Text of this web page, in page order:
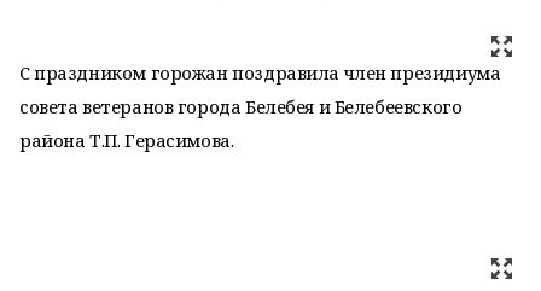
С праздником горожан поздравила член президиума
совета ветеранов города Белебея и Белебеевского
района Т.П. Герасимова.